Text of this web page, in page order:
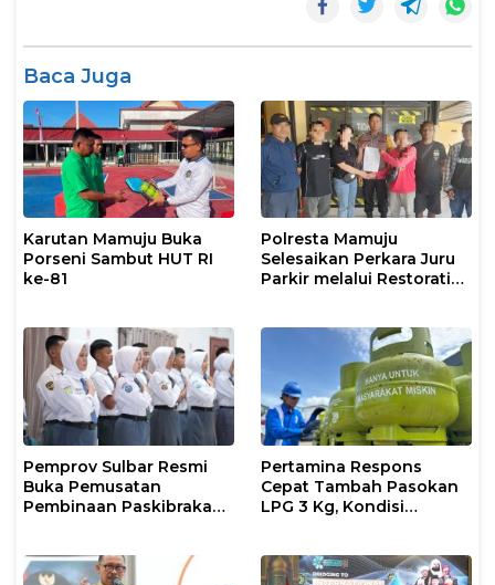
Baca Juga
Karutan Mamuju Buka
Porseni Sambut HUT RI
ke-81
Polresta Mamuju
Selesaikan Perkara Juru
Parkir melalui Restorative
Pemprov Sulbar Resmi
Buka Pemusatan
Pembinaan Paskibraka
Pertamina Respons
Cepat Tambah Pasokan
LPG 3 Kg, Kondisi